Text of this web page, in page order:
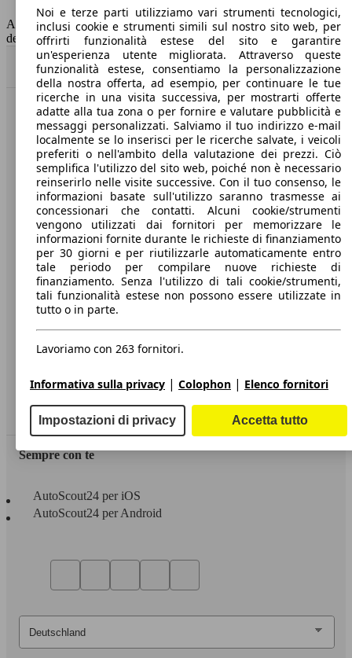
Capacità del serbatoio
55 l
AutoScout24 non si assume alcuna responsabilità per la correttezza
dei dati.
Torna su
Benvenuti su AutoScout24, il mercato auto europeo.
Società
A proposito di AutoScout24
Stampa
Media
Condizioni generali
Informazioni
Privacy
Dichiarazione di Accessibilità
Servizi
Area rivenditori
Sempre con te
AutoScout24 per iOS
AutoScout24 per Android
Noi e terze parti utilizziamo vari strumenti tecnologici,
inclusi cookie e strumenti simili sul nostro sito web, per
offrirti funzionalità estese del sito e garantire
un'esperienza utente migliorata. Attraverso queste
funzionalità estese, consentiamo la personalizzazione
della nostra offerta, ad esempio, per continuare le tue
ricerche in una visita successiva, per mostrarti offerte
adatte alla tua zona o per fornire e valutare pubblicità e
messaggi personalizzati. Salviamo il tuo indirizzo e-mail
localmente se lo inserisci per le ricerche salvate, i veicoli
preferiti o nell'ambito della valutazione dei prezzi. Ciò
semplifica l'utilizzo del sito web, poiché non è necessario
reinserirlo nelle visite successive. Con il tuo consenso, le
informazioni basate sull'utilizzo saranno trasmesse ai
concessionari che contatti. Alcuni cookie/strumenti
vengono utilizzati dai fornitori per memorizzare le
informazioni fornite durante le richieste di finanziamento
per 30 giorni e per riutilizzarle automaticamente entro
tale periodo per compilare nuove richieste di
finanziamento. Senza l'utilizzo di tali cookie/strumenti,
tali funzionalità estese non possono essere utilizzate in
tutto o in parte.
Lavoriamo con 263 fornitori.
Informativa sulla privacy | Colophon | Elenco fornitori
Impostazioni di privacy Accetta tutto